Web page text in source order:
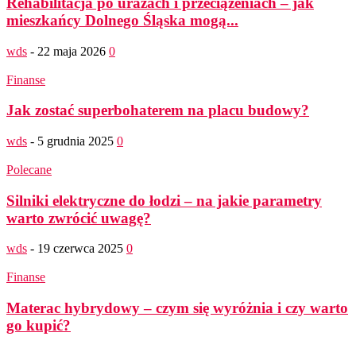
mieszkańcy Dolnego Śląska mogą...
wds - 22 maja 2026 0
Finanse
Jak zostać superbohaterem na placu budowy?
wds - 5 grudnia 2025 0
Polecane
Silniki elektryczne do łodzi – na jakie parametry
warto zwrócić uwagę?
wds - 19 czerwca 2025 0
Finanse
Materac hybrydowy – czym się wyróżnia i czy warto
go kupić?